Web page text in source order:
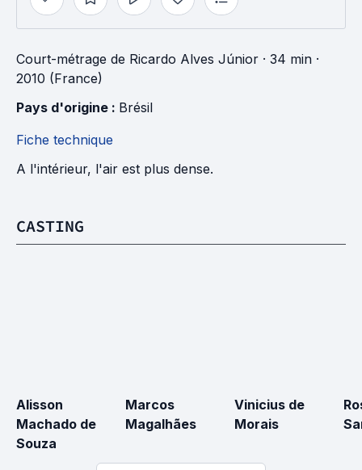
Court-métrage de Ricardo Alves Júnior · 34 min ·
2010 (France)
Pays d'origine : Brésil
Fiche technique
A l'intérieur, l'air est plus dense.
CASTING
Alisson
Machado de
Souza
Marcos
Magalhães
Vinicius de
Morais